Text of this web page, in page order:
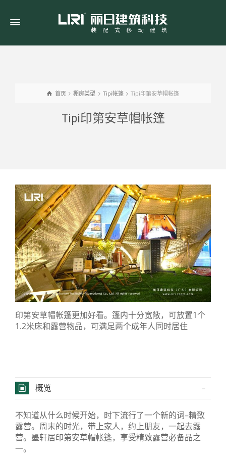
首页 棚房类型 Tipi帐篷 Tipi印第安草帽帐篷
Tipi印第安草帽帐篷
印第安草帽帐篷更加好看。篷内十分宽敞，可放置1个
1.2米床和露营物品，可满足两个成年人同时居住
概览
不知道从什么时候开始，时下流行了一个新的词–精致
露营。周末的时光，带上家人，约上朋友，一起去露
营。墨轩居印第安草帽帐篷，享受精致露营必备品之
一。